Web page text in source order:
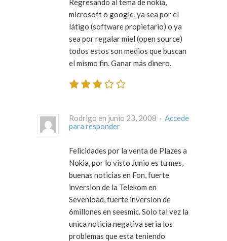
Regresando al tema de nokia,
microsoft o google, ya sea por el
látigo (software propietario) o ya
sea por regalar miel (open source)
todos estos son medios que buscan
el mismo fin. Ganar más dinero.
Rodrigo en junio 23, 2008 · Accede
para responder
Felicidades por la venta de Plazes a
Nokia, por lo visto Junio es tu mes,
buenas noticias en Fon, fuerte
inversion de la Telekom en
Sevenload, fuerte inversion de
6millones en seesmic. Solo tal vez la
unica noticia negativa seria los
problemas que esta teniendo